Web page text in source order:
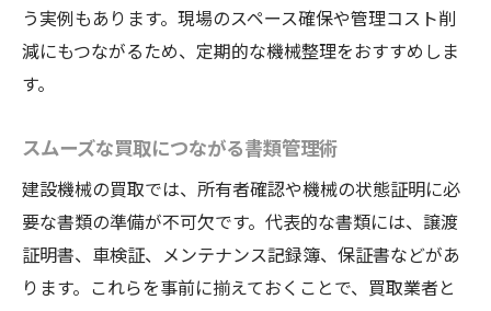
う実例もあります。現場のスペース確保や管理コスト削
減にもつながるため、定期的な機械整理をおすすめしま
す。
スムーズな買取につながる書類管理術
建設機械の買取では、所有者確認や機械の状態証明に必
要な書類の準備が不可欠です。代表的な書類には、譲渡
証明書、車検証、メンテナンス記録簿、保証書などがあ
ります。これらを事前に揃えておくことで、買取業者と